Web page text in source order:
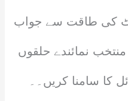
کی طاقت سے جواب
نمائندے حلقوں
کا سامنا کریں۔۔